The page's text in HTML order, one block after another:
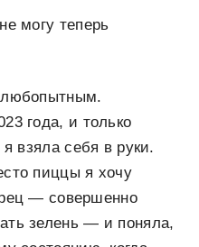
могу теперь
года, и только
взяла себя в руки.
пиццы я хочу
— совершенно
зелень — и поняла,